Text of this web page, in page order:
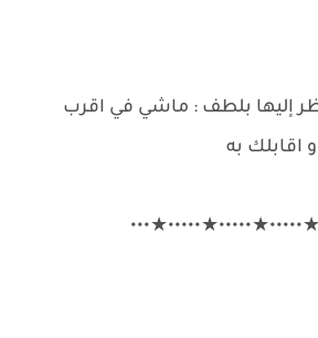
إليها بلطف : ماشي في اقرب
اقابلك به